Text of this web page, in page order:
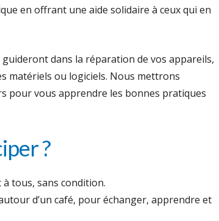
en offrant une aide solidaire à ceux qui en
dans la réparation de vos appareils,
matériels ou logiciels. Nous mettrons
pour vous apprendre les bonnes pratiques
?
tous, sans condition.
d’un café, pour échanger, apprendre et